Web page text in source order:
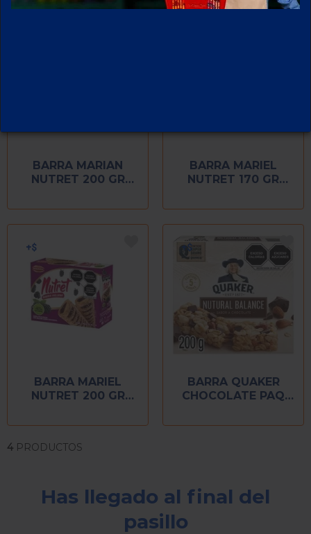
BARRA MARIAN
NUTRET 200 GR
BARRA MARIEL
NUTRET 170 GR
BARRA MARIEL
NUTRET 200 GR
BARRA QUAKER
CHOCOLATE PAQ
4 PRODUCTOS
Has llegado al final del
pasillo